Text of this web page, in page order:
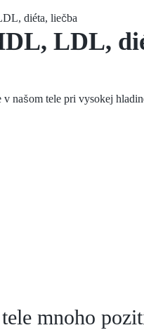
diéta, liečba
LDL,
našom tele pri vysokej
mnoho